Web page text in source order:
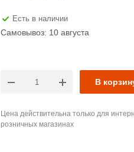
Есть в наличии
Самовывоз: 10 августа
В
Цена действительна только для
розничных магазинах